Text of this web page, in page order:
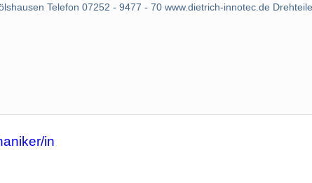
Telefon 07252 - 9477 - 70 www.dietrich-innotec.de
in